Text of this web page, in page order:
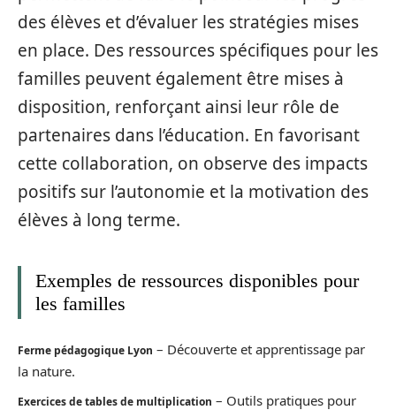
des élèves et d’évaluer les stratégies mises
en place. Des ressources spécifiques pour les
familles peuvent également être mises à
disposition, renforçant ainsi leur rôle de
partenaires dans l’éducation. En favorisant
cette collaboration, on observe des impacts
positifs sur l’autonomie et la motivation des
élèves à long terme.
Exemples de ressources disponibles pour
les familles
Ferme pédagogique Lyon – Découverte et apprentissage par
la nature.
Exercices de tables de multiplication – Outils pratiques pour